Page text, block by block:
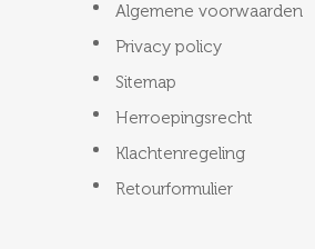
Algemene voorwaarden
Privacy policy
Sitemap
Herroepingsrecht
Klachtenregeling
Retourformulier